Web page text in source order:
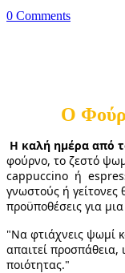
0 Comments
Ο
Η καλή ημέρα από
φούρνο, το ζεστό
cappuccino  ή
γνωστούς ή γείτονες
προϋποθέσεις για
"Nα φτιάχνεις ψωμί
απαιτεί προσπάθεια,
ποιότητας."